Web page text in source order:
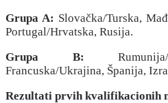
Grupa A: Slovačka/Turska,
Portugal/Hrvatska, Rusija.
Grupa B:
Francuska/Ukrajina, Španija,
Rezultati prvih kvalifikacionih